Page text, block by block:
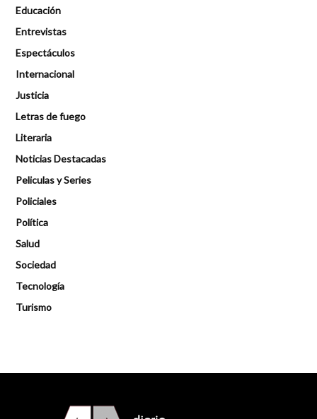
Educación
Entrevistas
Espectáculos
Internacional
Justicia
Letras de fuego
Literaria
Noticias Destacadas
Peliculas y Series
Policiales
Política
Salud
Sociedad
Tecnología
Turismo